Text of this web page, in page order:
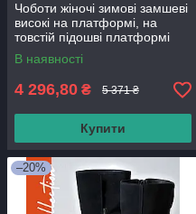
Чоботи жіночі зимові замшеві
високі на платформі, на
товстій підошві платформі
36-37 розмір
В наявності
4 296,80 ₴ 5 371 ₴
Купити
–20%